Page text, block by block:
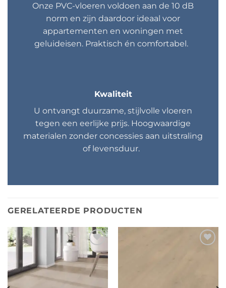
Onze PVC-vloeren voldoen aan de 10 dB
norm en zijn daardoor ideaal voor
appartementen en woningen met
geluideisen. Praktisch én comfortabel.
Kwaliteit
U ontvangt duurzame, stijlvolle vloeren
tegen een eerlijke prijs. Hoogwaardige
materialen zonder concessies aan uitstraling
of levensduur.
GERELATEERDE PRODUCTEN
Toevoegen
aan
verlanglijst